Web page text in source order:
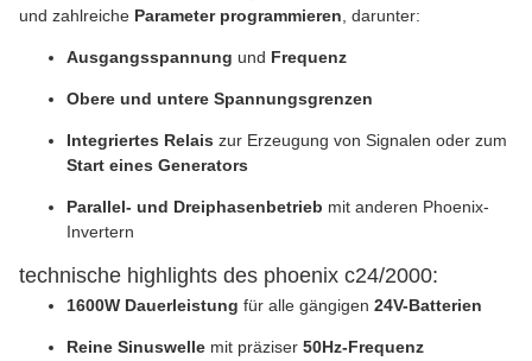
und zahlreiche Parameter programmieren , darunter:
Ausgangsspannung und Frequenz
Obere und untere Spannungsgrenzen
Integriertes Relais zur Erzeugung von Signalen oder zum
Start eines Generators
Parallel- und Dreiphasenbetrieb mit anderen Phoenix-
Invertern
technische highlights des phoenix c24/2000:
1600W Dauerleistung für alle gängigen 24V-Batterien
Reine Sinuswelle mit präziser 50Hz-Frequenz